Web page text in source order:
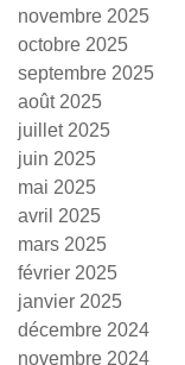
novembre 2025
octobre 2025
septembre 2025
août 2025
juillet 2025
juin 2025
mai 2025
avril 2025
mars 2025
février 2025
janvier 2025
décembre 2024
novembre 2024